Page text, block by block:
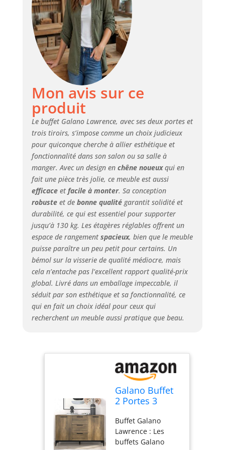
d'espace pour
répondre à tous
vos besoins. Les 2
portes avec
étagères réglables
et les 3 tiroirs
offrent des
infinies. Matériau
est fabriqué à
partir d'une
combinaison de
bois d'ingénierie
avec une belle
variation de
couleur de grain
de bois naturel,
assurant la
durabilité et la
longévité. Sécurité
garantie : Ce buffet
est fabriqué à
partir d'une
résistante au
gauchissement
pour une
construction
durable et sans
risques potentiels.
L'installation est
un jeu d'enfant : ce
buffet est conçu
pour un
et sans effort, avec
des instructions
claires qui
Mon avis sur ce
produit
Le buffet Galano Lawrence, avec ses deux portes et
trois tiroirs, s’impose comme un choix judicieux
pour quiconque cherche à allier esthétique et
fonctionnalité dans son salon ou sa salle à
manger. Avec un design en chêne noueuxqui en
fait une pièce très jolie, ce meuble est aussi
efficaceetfacile à monter. Sa conception
robusteet de bonne qualitégarantit solidité et
durabilité, ce qui est essentiel pour supporter
jusqu’à 130 kg. Les étagères réglables offrent un
espace de rangementspacieux, bien que le meuble
puisse paraître un peu petit pour certains. Un
bémol sur la visserie de qualité médiocre, mais
cela n’entache pas l’excellent rapport qualité-prix
global. Livré dans un emballage impeccable, il
séduit par son esthétique et sa fonctionnalité, ce
qui en fait un choix idéal pour ceux qui
recherchent un meuble aussi pratique que beau.
Galano Buffet
2 Portes 3
Lawrence -
Meuble Buffet
pour Salle à
Buffet Galano
Lawrence : Les
buffets Galano